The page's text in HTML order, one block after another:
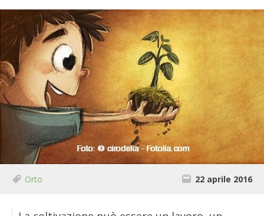
VIGNETO
ALLEVAMENTI
BIODIVERSITÀ
CUCINA
PRODOTTI
FARFALLE DELLA CAMPAGNA
Orto 22 aprile 2016